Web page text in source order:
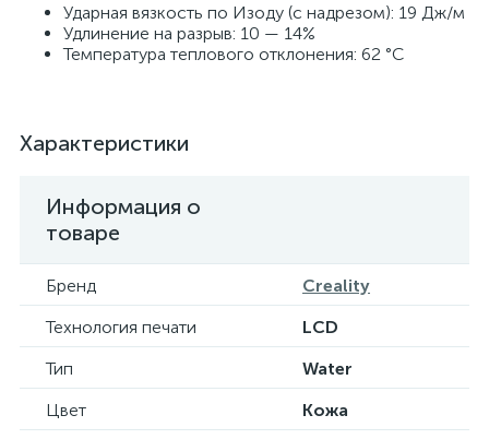
Ударная вязкость по Изоду (с надрезом): 19 Дж/м
Удлинение на разрыв: 10 — 14%
Температура теплового отклонения: 62 °С
Характеристики
Информация о
товаре
Бренд
Creality
Технология печати
LCD
Тип
Water
Цвет
Кожа